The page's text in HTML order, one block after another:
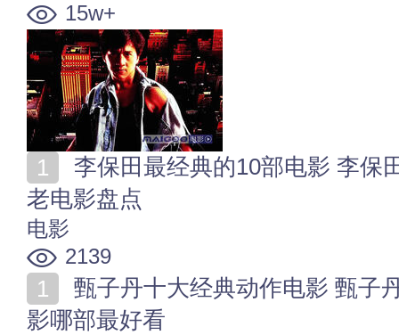
15w+
老电影盘点
电影
2139
影哪部最好看